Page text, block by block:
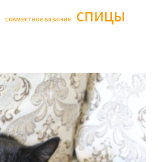
совместное вязание спицы